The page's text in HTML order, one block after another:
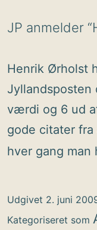
JP anmelder
Henrik Ørholst
Jyllandsposten
værdi og 6 ud
gode citater fra
hver gang
Udgivet 2. juni
Kategoriseret som